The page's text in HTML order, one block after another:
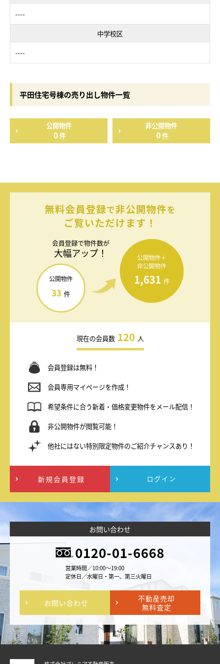
----
中学校区
----
平田住宅号棟の売り出し物件一覧
公開物件
0件
非公開物件
0件
無料会員登録で非公開物件を
ご覧いただけます！
会員登録で物件数が
大幅アップ！
公開物件
33 件
公開物件＋
非公開物件
1,631 件
現在の会員数 120 人
会員登録は無料！
会員専用マイページを作成！
希望条件に合う新着・価格変更物件をメール配信！
非公開物件が閲覧可能！
他社にはない特別限定物件のご紹介チャンスあり！
新規会員登録 ログイン
お問い合わせ
0120-01-6668
営業時間／10:00～19:00
定休日／水曜日・第一、第三火曜日
お問い合わせ
不動産売却
無料査定